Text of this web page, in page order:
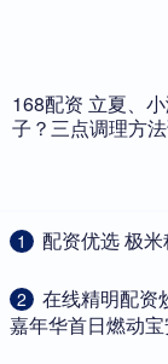
168配资 立夏、
子？三点调理方
1 配资优选 极
2
在线精明配资
嘉年华首日燃动